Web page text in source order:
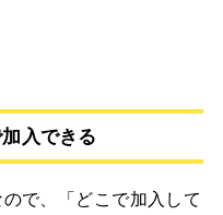
入できる
で、「どこで加入して